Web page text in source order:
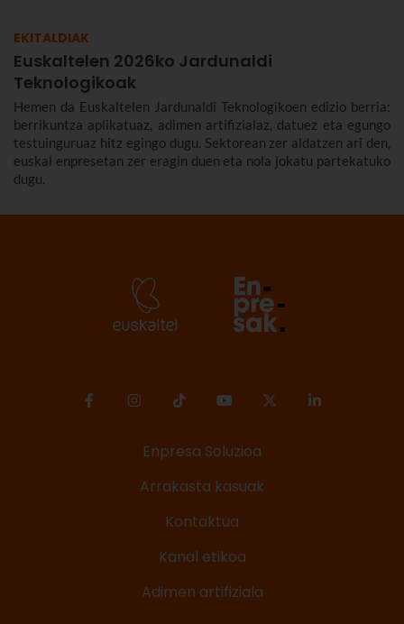
EKITALDIAK
Euskaltelen 2026ko Jardunaldi
Teknologikoak
Hemen da Euskaltelen Jardunaldi Teknologikoen edizio berria:
berrikuntza aplikatuaz, adimen artifizialaz, datuez eta egungo
testuinguruaz hitz egingo dugu. Sektorean zer aldatzen ari den,
euskal enpresetan zer eragin duen eta nola jokatu partekatuko
dugu.
Enpresa Soluzioa
Arrakasta kasuak
Kontaktua
Kanal etikoa
Adimen artifiziala